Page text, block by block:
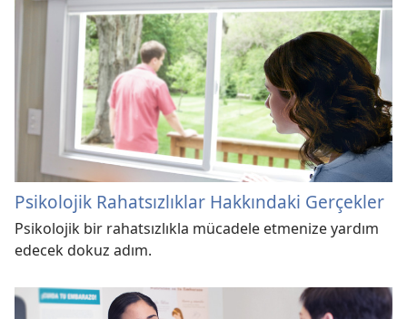
Psikolojik Rahatsızlıklar Hakkındaki Gerçekler
Psikolojik bir rahatsızlıkla mücadele etmenize yardım
edecek dokuz adım.